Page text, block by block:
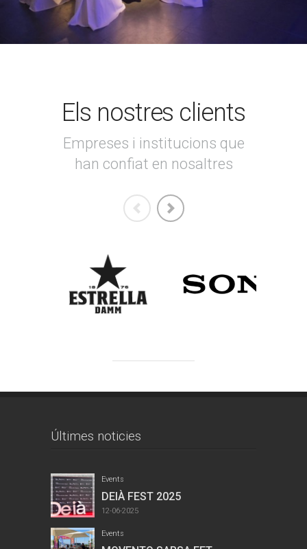
Els nostres clients
Empreses i institucions que
han confiat en nosaltres
Últimes noticies
Events
DEIÀ FEST 2025
12-06-2025
Events